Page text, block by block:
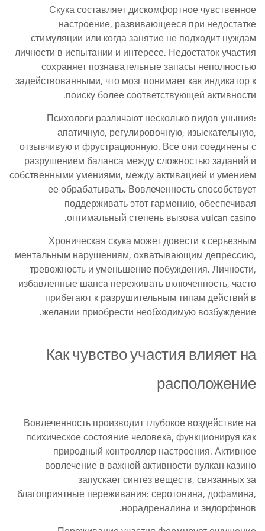
Скука составляет дискомфортное чувственное
настроение, развивающееся при недостатке
стимуляции или когда занятие не подходит нуждам
личности в испытании и интересе. Недостаток участия
сохраняет познавательные запасы неполностью
задействованными, что мозг понимает как индикатор к
поиску более соответствующей активности.
Психологи различают несколько видов уныния:
апатичную, регулировочную, изыскательную,
отзывчивую и фрустрационную. Все они соединены с
разрушением баланса между сложностью заданий и
собственными умениями, между активацией и умением
ее обрабатывать. Вовлеченность способствует
поддерживать этот гармонию, обеспечивая
оптимальный степень вызова vulcan casino.
Хроническая скука может довести к серьезным
ментальным нарушениям, охватывающим депрессию,
тревожность и уменьшение побуждения. Личности,
избавленные шанса переживать включенность, часто
прибегают к разрушительным типам действий в
желании приобрести необходимую возбуждение.
Как чувство участия влияет на
расположение
Вовлеченность производит глубокое воздействие на
психическое состояние человека, функционируя как
природный контроллер настроения. Активное
вовлечение в важной активности вулкан казино
запускает синтез веществ, связанных за
благоприятные переживания: серотонина, дофамина,
норадреналина и эндорфинов.